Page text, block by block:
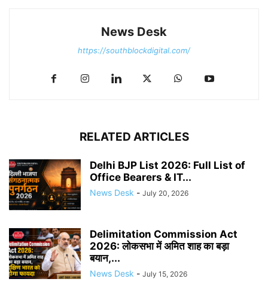
News Desk
https://southblockdigital.com/
RELATED ARTICLES
Delhi BJP List 2026: Full List of
Office Bearers & IT...
News Desk - July 20, 2026
Delimitation Commission Act
2026: लोकसभा में अमित शाह का बड़ा
बयान,...
News Desk - July 15, 2026